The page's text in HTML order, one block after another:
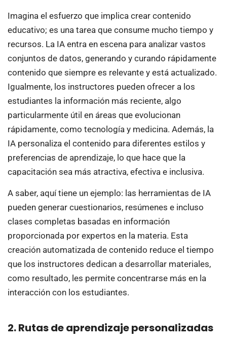
Imagina el esfuerzo que implica crear contenido
educativo; es una tarea que consume mucho tiempo y
recursos. La IA entra en escena para analizar vastos
conjuntos de datos, generando y curando rápidamente
contenido que siempre es relevante y está actualizado.
Igualmente, los instructores pueden ofrecer a los
estudiantes la información más reciente, algo
particularmente útil en áreas que evolucionan
rápidamente, como tecnología y medicina. Además, la
IA personaliza el contenido para diferentes estilos y
preferencias de aprendizaje, lo que hace que la
capacitación sea más atractiva, efectiva e inclusiva.
A saber, aquí tiene un ejemplo: las herramientas de IA
pueden generar cuestionarios, resúmenes e incluso
clases completas basadas en información
proporcionada por expertos en la materia. Esta
creación automatizada de contenido reduce el tiempo
que los instructores dedican a desarrollar materiales,
como resultado, les permite concentrarse más en la
interacción con los estudiantes.
2. Rutas de aprendizaje personalizadas